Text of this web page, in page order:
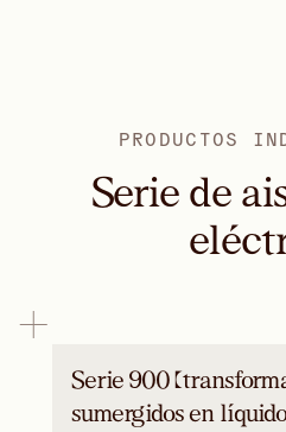
PRODUCTOS
Serie de
Serie 900
sumergidos en